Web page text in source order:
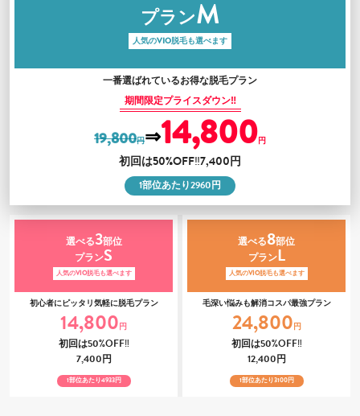
選べる3部位
プランS
人気のVIO脱毛も選べます
初心者にピッタリ気軽に脱毛プラン
14,800円
初回は50%OFF‼
7,400円
1部位あたり4933円
プランM
人気のVIO脱毛も選べます
一番選ばれているお得な脱毛プラン
期間限定プライスダウン‼
19,800円⇒14,800円
初回は50%OFF‼7,400円
1部位あたり2960円
選べる8部位
プランL
人気のVIO脱毛も選べます
毛深い悩みも解消コスパ最強プラン
24,800円
初回は50%OFF‼
12,400円
1部位あたり3100円